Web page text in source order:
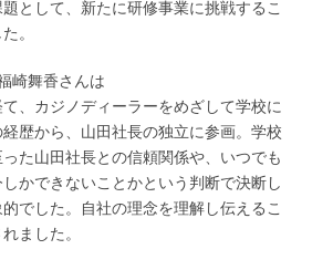
として、新たに研修事業に挑戦するこ
。
崎舞香さんは
、カジノディーラーをめざして学校に
歴から、山田社長の独立に参画。学校
た山田社長との信頼関係や、いつでも
かできないことかという判断で決断し
でした。自社の理念を理解し伝えるこ
ました。